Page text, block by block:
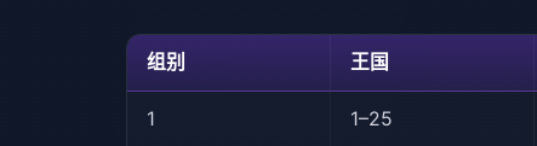
组别 王国
1 1–25